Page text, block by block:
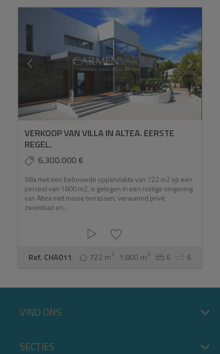
VERKOOP VAN VILLA IN ALTEA. EERSTE
REGEL.
6.300.000 €
Villa met een bebouwde oppervlakte van 722 m2 op een
perceel van 1800 m2, is gelegen in een rustige omgeving
van Altea met mooie terrassen, verwarmd privé
zwembad en...
Ref. CHA011 722 m2 1.800 m2 6 6
VIND ONS
SECTIES